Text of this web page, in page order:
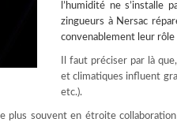
l’humidité ne s’installe
zingueurs à Nersac
convenablement leur
Il faut préciser par là
et climatiques influent
etc.).
plus souvent en étroite